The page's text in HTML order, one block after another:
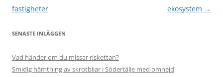
fastigheter
ekosystem →
SENASTE INLÄGGEN
Vad händer om du missar riskettan?
Smidig hämtning av skrotbilar i Södertälje med omnejd